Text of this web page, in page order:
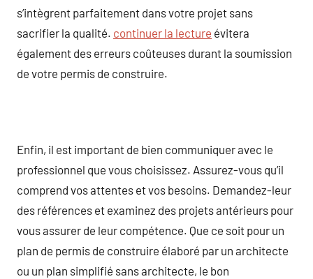
s’intègrent parfaitement dans votre projet sans
sacrifier la qualité. continuer la lecture évitera
également des erreurs coûteuses durant la soumission
de votre permis de construire.
Enfin, il est important de bien communiquer avec le
professionnel que vous choisissez. Assurez-vous qu’il
comprend vos attentes et vos besoins. Demandez-leur
des références et examinez des projets antérieurs pour
vous assurer de leur compétence. Que ce soit pour un
plan de permis de construire élaboré par un architecte
ou un plan simplifié sans architecte, le bon